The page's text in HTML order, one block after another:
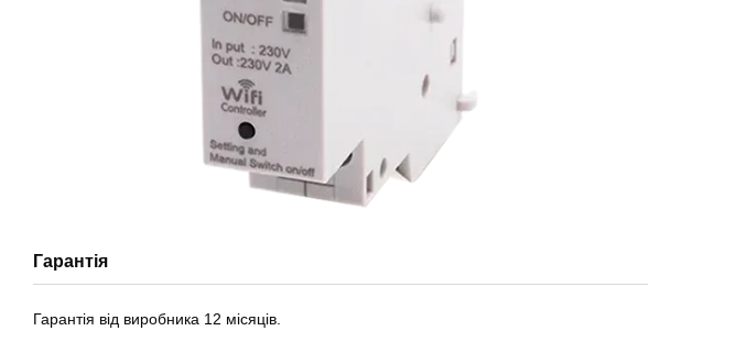
Гарантія
Гарантія від виробника 12 місяців.